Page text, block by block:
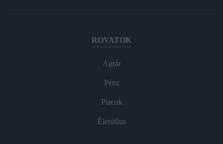
ROVATOK
Agrár
Pénz
Piacok
Életstílus